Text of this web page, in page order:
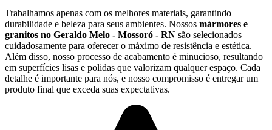
Trabalhamos apenas com os melhores materiais, garantindo
durabilidade e beleza para seus ambientes. Nossos mármores e
granitos no Geraldo Melo - Mossoró - RN são selecionados
cuidadosamente para oferecer o máximo de resistência e estética.
Além disso, nosso processo de acabamento é minucioso, resultando
em superfícies lisas e polidas que valorizam qualquer espaço. Cada
detalhe é importante para nós, e nosso compromisso é entregar um
produto final que exceda suas expectativas.